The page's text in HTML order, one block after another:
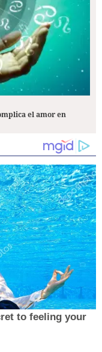
el amor en
to feeling your